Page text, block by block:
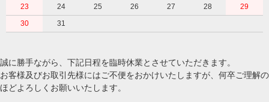
23
24 25 26 27 28
29
30
31
誠に勝手ながら、下記日程を臨時休業とさせていただきます。
お客様及びお取引先様にはご不便をおかけいたしますが、何卒ご理解の
ほどよろしくお願いいたします。